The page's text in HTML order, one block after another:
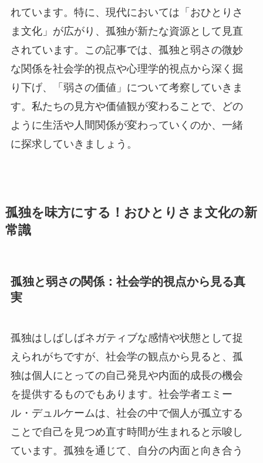
れています。特に、現代においては「おひとりさ
ま文化」が広がり、孤独が新たな資源として見直
されています。この記事では、孤独と弱さの微妙
な関係を社会学的視点や心理学的視点から深く掘
り下げ、「弱さの価値」について考察していきま
す。私たちの見方や価値観が変わることで、どの
ように生活や人間関係が変わっていくのか、一緒
に探求していきましょう。
孤独を味方にする！おひとりさま文化の新
常識
孤独と弱さの関係：社会学的視点から見る真
実
孤独はしばしばネガティブな感情や状態として捉
えられがちですが、社会学の観点から見ると、孤
独は個人にとっての自己発見や内面的成長の機会
を提供するものでもあります。社会学者エミー
ル・デュルケームは、社会の中で個人が孤立する
ことで自己を見つめ直す時間が生まれると示唆し
ています。孤独を通じて、自分の内面と向き合う